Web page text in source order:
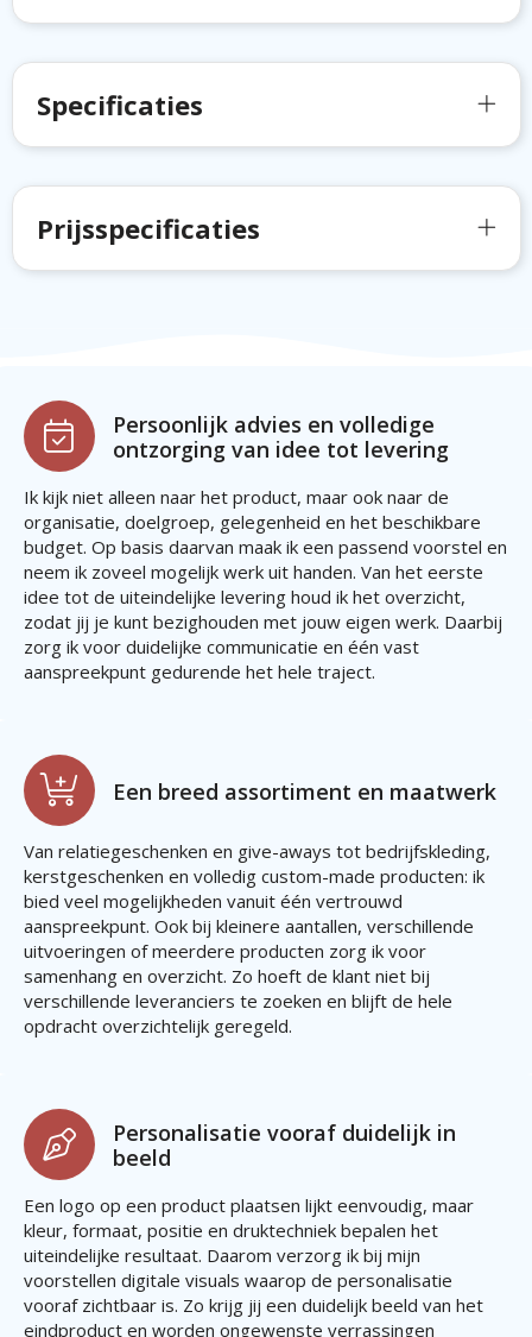
Specificaties
Prijsspecificaties
Persoonlijk advies en volledige
ontzorging van idee tot levering
Ik kijk niet alleen naar het product, maar ook naar de
organisatie, doelgroep, gelegenheid en het beschikbare
budget. Op basis daarvan maak ik een passend voorstel en
neem ik zoveel mogelijk werk uit handen. Van het eerste
idee tot de uiteindelijke levering houd ik het overzicht,
zodat jij je kunt bezighouden met jouw eigen werk. Daarbij
zorg ik voor duidelijke communicatie en één vast
aanspreekpunt gedurende het hele traject.
Een breed assortiment en maatwerk
Van relatiegeschenken en give-aways tot bedrijfskleding,
kerstgeschenken en volledig custom-made producten: ik
bied veel mogelijkheden vanuit één vertrouwd
aanspreekpunt. Ook bij kleinere aantallen, verschillende
uitvoeringen of meerdere producten zorg ik voor
samenhang en overzicht. Zo hoeft de klant niet bij
verschillende leveranciers te zoeken en blijft de hele
opdracht overzichtelijk geregeld.
Personalisatie vooraf duidelijk in
beeld
Een logo op een product plaatsen lijkt eenvoudig, maar
kleur, formaat, positie en druktechniek bepalen het
uiteindelijke resultaat. Daarom verzorg ik bij mijn
voorstellen digitale visuals waarop de personalisatie
vooraf zichtbaar is. Zo krijg jij een duidelijk beeld van het
eindproduct en worden ongewenste verrassingen